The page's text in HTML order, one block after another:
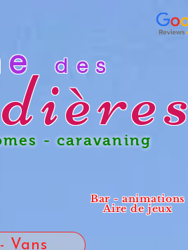
des
- caravaning
Bar - animations
Aire de jeux
Vans